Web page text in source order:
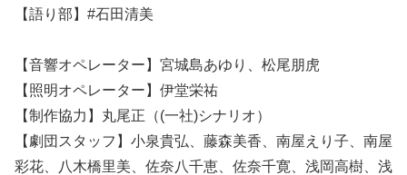
【語り部】#石田清美
【音響オペレーター】宮城島あゆり、松尾朋虎
【照明オペレーター】伊堂栄祐
【制作協力】丸尾正（(一社)シナリオ）
【劇団スタッフ】小泉貴弘、藤森美香、南屋えり子、南屋
彩花、八木橋里美、佐奈八千恵、佐奈千寛、浅岡高樹、浅